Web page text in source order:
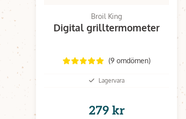
Broil King
Digital grilltermometer
(9 omdömen)
Lagervara
279 kr